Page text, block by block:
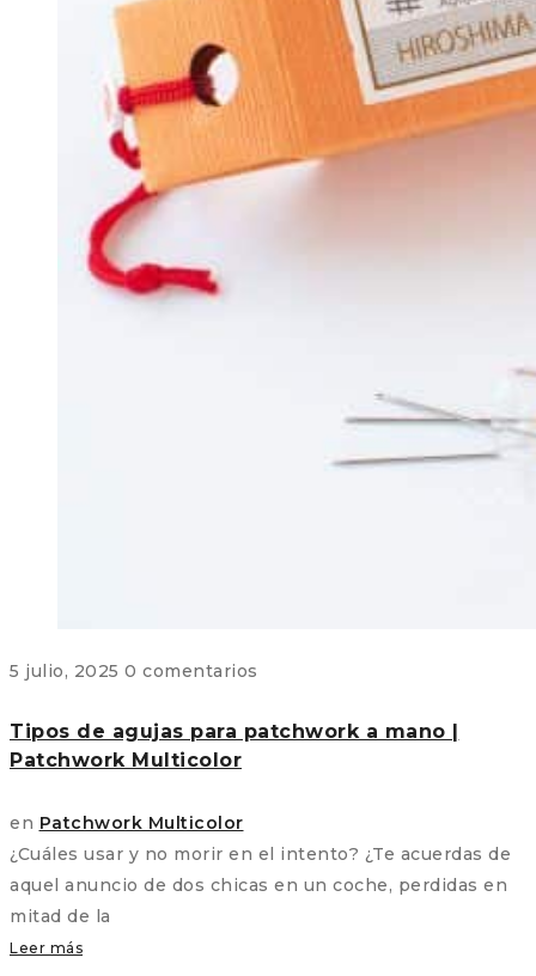
5 julio, 2025 0 comentarios
Tipos de agujas para patchwork a mano |
Patchwork Multicolor
en Patchwork Multicolor
¿Cuáles usar y no morir en el intento? ¿Te acuerdas de
aquel anuncio de dos chicas en un coche, perdidas en
mitad de la
Leer más